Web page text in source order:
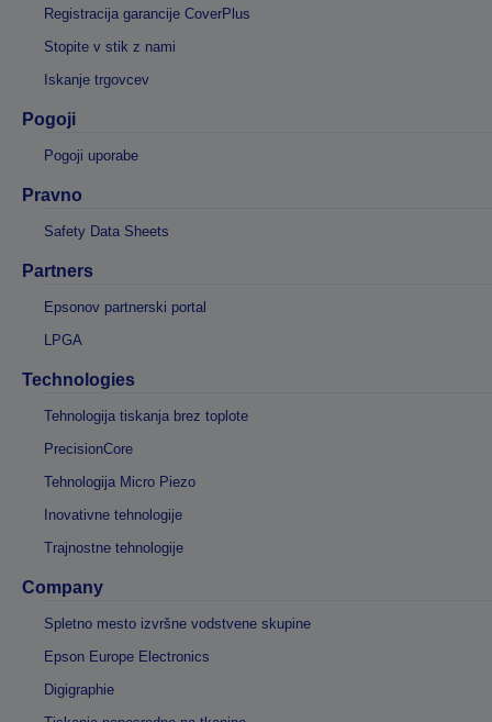
Registracija garancije CoverPlus
Stopite v stik z nami
Iskanje trgovcev
Pogoji
Pogoji uporabe
Pravno
Safety Data Sheets
Partners
Epsonov partnerski portal
LPGA
Technologies
Tehnologija tiskanja brez toplote
PrecisionCore
Tehnologija Micro Piezo
Inovativne tehnologije
Trajnostne tehnologije
Company
Spletno mesto izvršne vodstvene skupine
Epson Europe Electronics
Digigraphie